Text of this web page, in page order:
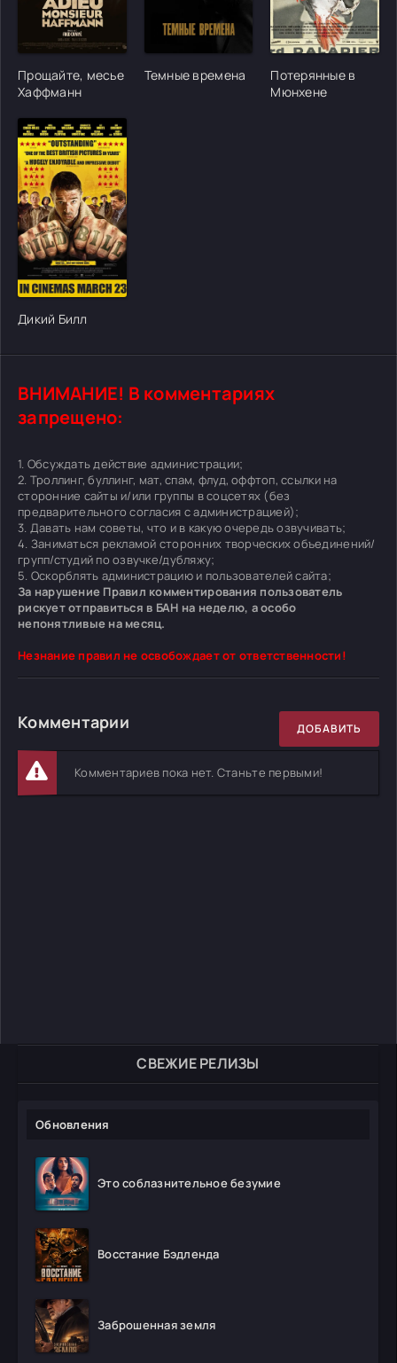
СВЕЖИЕ РЕЛИЗЫ
Обновления
Это соблазнительное безумие
Восстание Бэдленда
Заброшенная земля
[/xfgiven_cvh_poster_urlcvh_poster_url]
Прощайте, месье
Хаффманн
[/xfgiven_cvh_poster_urlcvh_poster_url]
Темные времена
[/
Потерянные в
Мюнхене
[/xfgiven_cvh_poster_urlcvh_poster_url]
Дикий Билл
ВНИМАНИЕ! В комментариях
запрещено:
1. Обсуждать действие администрации;
2. Троллинг, буллинг, мат, спам, флуд, оффтоп, ссылки на
сторонние сайты и/или группы в соцсетях (без
предварительного согласия с администрацией);
3. Давать нам советы, что и в какую очередь озвучивать;
4. Заниматься рекламой сторонних творческих объединений/
групп/студий по озвучке/дубляжу;
5. Оскорблять администрацию и пользователей сайта;
За нарушение Правил комментирования пользователь
рискует отправиться в БАН на неделю, а особо
непонятливые на месяц.
Незнание правил не освобождает от ответственности!
Комментарии ДОБАВИТЬ
Комментариев пока нет. Станьте первыми!